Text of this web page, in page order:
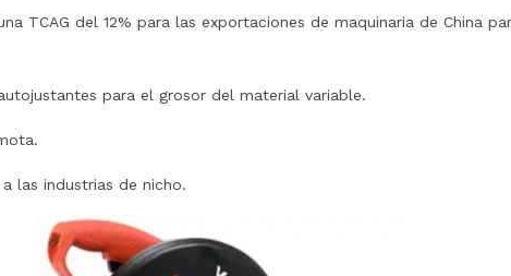
TCAG del 12% para las exportaciones de maquinaria de China
para el grosor del material variable.
las industrias de nicho.